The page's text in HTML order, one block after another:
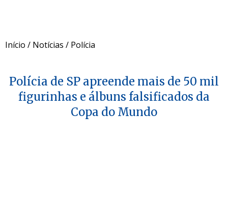
Início / Notícias / Polícia
Polícia de SP apreende mais de 50 mil
figurinhas e álbuns falsificados da
Copa do Mundo